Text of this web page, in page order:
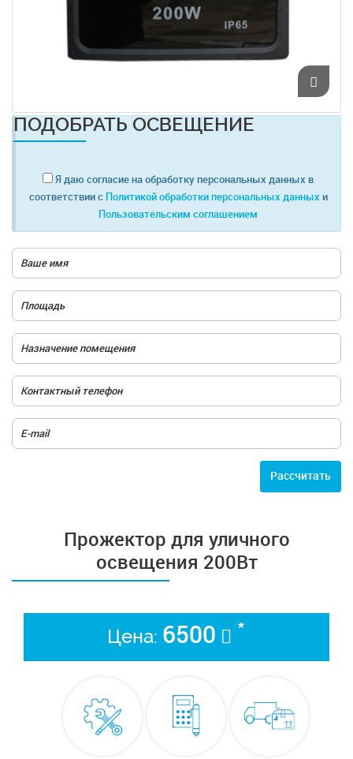
ПОДОБРАТЬ ОСВЕЩЕНИЕ
Я даю согласие на обработку персональных данных в
соответствии с Политикой обработки персональных данных и
Пользовательским соглашением
Расcчитать
Прожектор для уличного
освещения 200Вт
Цена: 6500 *